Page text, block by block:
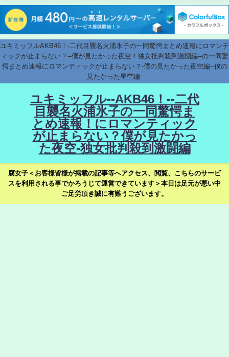
ユキミッフルAKB46！-二代目襲名火浦氷子の一同驚愕まとめ速報にロマンテ
ィックが止まらない？--僕が見たかった夜空！独女批判殺到激闘編--の一同驚
愕まとめ速報にロマンティックが止まらない？-僕の見たかった夜空編--僕の
見たかった星空編-
ユキミッフル--AKB46！--二代
目襲名火浦氷子の一同驚愕ま
とめ速報！にロマンティック
が止まらない？僕が見たかっ
た夜空-独女批判殺到激闘編
腐女子＜お客様皆様が掲載の記事等へアクセス、閲覧、こちらのサービ
スを利用される事でかろうじて運営できています＞本日は足元が悪い中
ご足労頂き誠に有難うございます。